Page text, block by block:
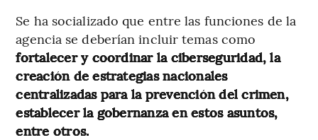
Se ha socializado que entre las funciones de la
agencia se deberían incluir temas como
fortalecer y coordinar la ciberseguridad, la
creación de estrategias nacionales
centralizadas para la prevención del crimen,
establecer la gobernanza en estos asuntos,
entre otros.